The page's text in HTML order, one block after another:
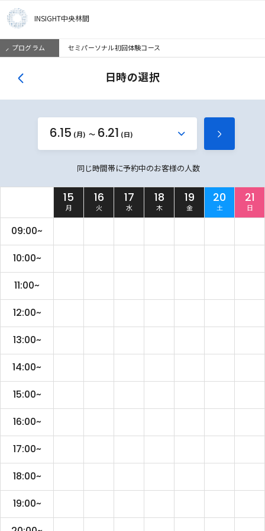
INSIGHT中央林間
プログラム セミパーソナル初回体験コース
日時の選択
6.15 (月)
か6.21 (日)
次
見
る
同じ時間帯に予約中のお客様の人数
15
月
16
火
17
水
18
木
19
金
20
土
21
日
09:00~
10:00~
11:00~
12:00~
13:00~
14:00~
15:00~
16:00~
17:00~
18:00~
19:00~